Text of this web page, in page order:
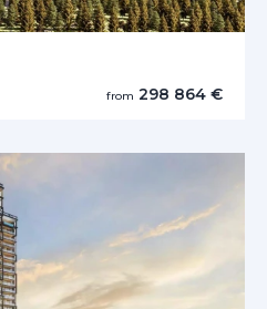
from 298 864 €